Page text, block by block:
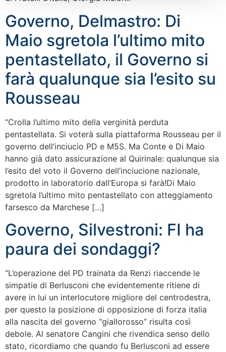
Governo, Delmastro: Di
Maio sgretola l’ultimo mito
pentastellato, il Governo si
farà qualunque sia l’esito su
Rousseau
“Crolla l’ultimo mito della verginità perduta
pentastellata. Si voterà sulla piattaforma Rousseau per il
governo dell’inciucio PD e M5S. Ma Conte e Di Maio
hanno già dato assicurazione al Quirinale: qualunque sia
l’esito del voto il Governo dell’inciucione nazionale,
prodotto in laboratorio dall’Europa si farà!Di Maio
sgretola l’ultimo mito pentastellato con atteggiamento
farsesco da Marchese […]
Governo, Silvestroni: FI ha
paura dei sondaggi?
“L’operazione del PD trainata da Renzi riaccende le
simpatie di Berlusconi che evidentemente ritiene di
avere in lui un interlocutore migliore del centrodestra,
per questo la posizione di opposizione di forza italia
alla nascita del governo “giallorosso” risulta così
debole. Al senatore Cangini che rivendica senso dello
stato, ricordiamo che quando fu Berlusconi ad essere